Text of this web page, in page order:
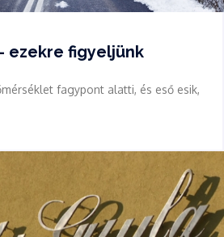
ezekre figyeljünk
fagypont alatti, és eső esik,